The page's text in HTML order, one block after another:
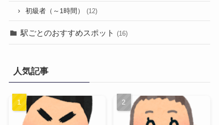
初級者（～1時間） (12)
駅ごとのおすすめスポット (16)
人気記事